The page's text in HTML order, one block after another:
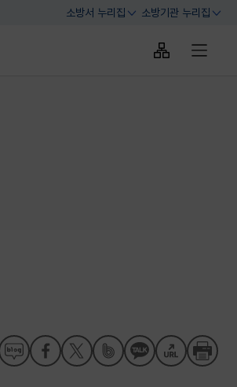
소방서 누리집
열기
소방기관 누리집
열기
사이트맵 바
전체메